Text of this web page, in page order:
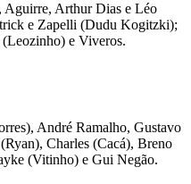
Aguirre, Arthur Dias e Léo
e Zapelli (Dudu Kogitzki);
e Viveros.
André Ramalho, Gustavo
Charles (Cacá), Breno
(Vitinho) e Gui Negão.